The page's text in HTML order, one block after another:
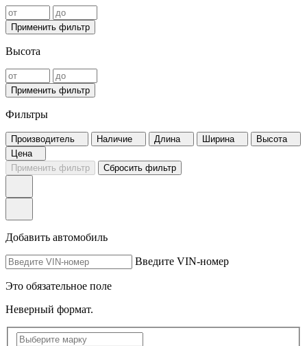
Применить фильтр
Высота
Применить фильтр
Фильтры
Производитель Наличие Длина Ширина
Высота
Цена
Применить фильтр
Сбросить фильтр
Добавить автомобиль
Введите VIN-номер
Это обязательное поле
Неверный формат.